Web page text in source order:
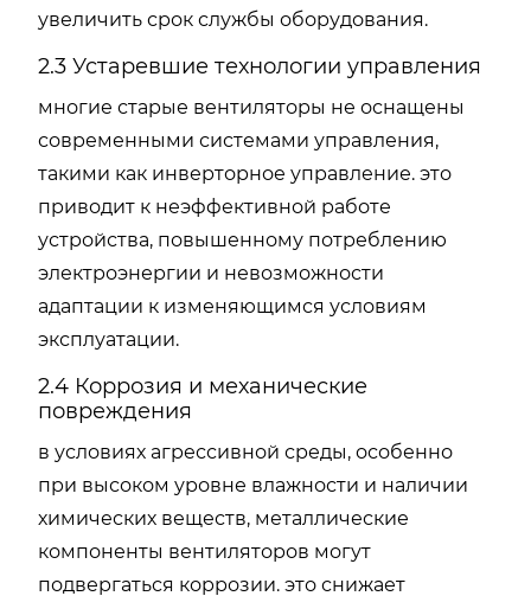
увеличить срок службы оборудования.
2.3 Устаревшие технологии управления
многие старые вентиляторы не оснащены
современными системами управления,
такими как инверторное управление. это
приводит к неэффективной работе
устройства, повышенному потреблению
электроэнергии и невозможности
адаптации к изменяющимся условиям
эксплуатации.
2.4 Коррозия и механические
повреждения
в условиях агрессивной среды, особенно
при высоком уровне влажности и наличии
химических веществ, металлические
компоненты вентиляторов могут
подвергаться коррозии. это снижает